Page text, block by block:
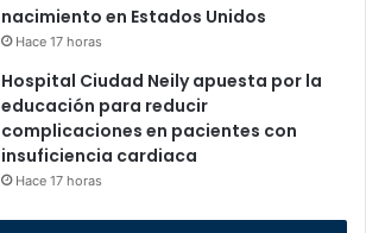
nacimiento en Estados Unidos
Hace 17 horas
Hospital Ciudad Neily apuesta por la
educación para reducir
complicaciones en pacientes con
insuficiencia cardiaca
Hace 17 horas